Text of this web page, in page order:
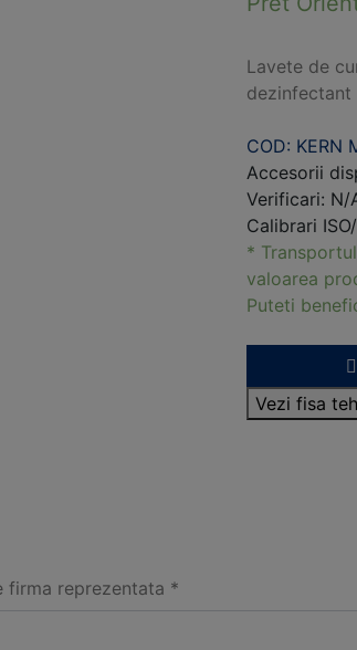
Lavete de
dezinfectant
COD: KERN
Accesorii
Verificari: N/
Calibrari
*
valoarea
Puteti
Vezi fisa
firma reprezentata *